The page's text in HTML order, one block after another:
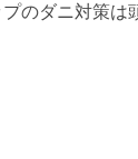
のダニ対策は